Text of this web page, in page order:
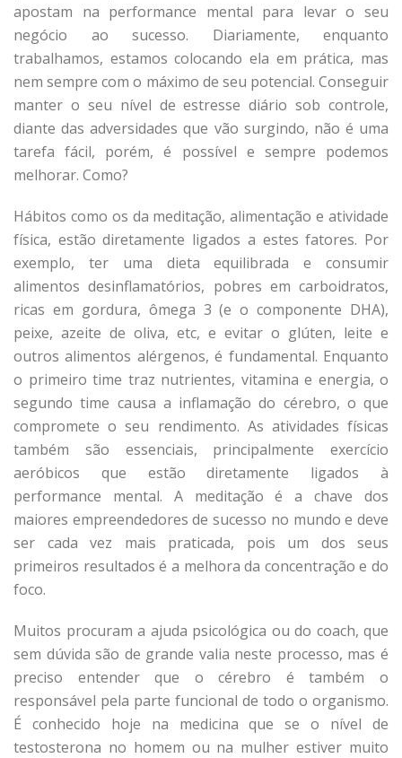
apostam na performance mental para levar o seu
negócio ao sucesso. Diariamente, enquanto
trabalhamos, estamos colocando ela em prática, mas
nem sempre com o máximo de seu potencial. Conseguir
manter o seu nível de estresse diário sob controle,
diante das adversidades que vão surgindo, não é uma
tarefa fácil, porém, é possível e sempre podemos
melhorar. Como?
Hábitos como os da meditação, alimentação e atividade
física, estão diretamente ligados a estes fatores. Por
exemplo, ter uma dieta equilibrada e consumir
alimentos desinflamatórios, pobres em carboidratos,
ricas em gordura, ômega 3 (e o componente DHA),
peixe, azeite de oliva, etc, e evitar o glúten, leite e
outros alimentos alérgenos, é fundamental. Enquanto
o primeiro time traz nutrientes, vitamina e energia, o
segundo time causa a inflamação do cérebro, o que
compromete o seu rendimento. As atividades físicas
também são essenciais, principalmente exercício
aeróbicos que estão diretamente ligados à
performance mental. A meditação é a chave dos
maiores empreendedores de sucesso no mundo e deve
ser cada vez mais praticada, pois um dos seus
primeiros resultados é a melhora da concentração e do
foco.
Muitos procuram a ajuda psicológica ou do coach, que
sem dúvida são de grande valia neste processo, mas é
preciso entender que o cérebro é também o
responsável pela parte funcional de todo o organismo.
É conhecido hoje na medicina que se o nível de
testosterona no homem ou na mulher estiver muito